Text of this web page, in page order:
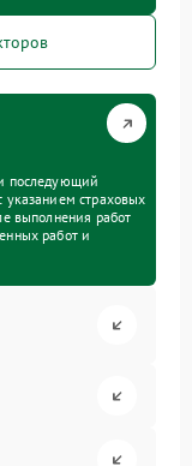
последующий
указанием страховых
выполнения работ
работ и